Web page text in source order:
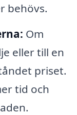
behövs.
Om
eller till en
priset.
tid och